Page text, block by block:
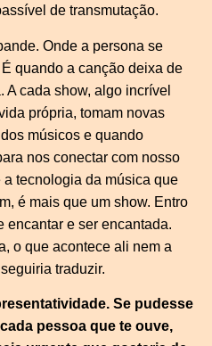
de transmutação.
Onde a persona se
quando a canção deixa de
A cada show, algo incrível
própria, tomam novas
músicos e quando
nos conectar com nosso
tecnologia da música que
é mais que um show. Entro
encantar e ser encantada.
o que acontece ali nem a
traduzir.
Se pudesse
pessoa que te ouve,